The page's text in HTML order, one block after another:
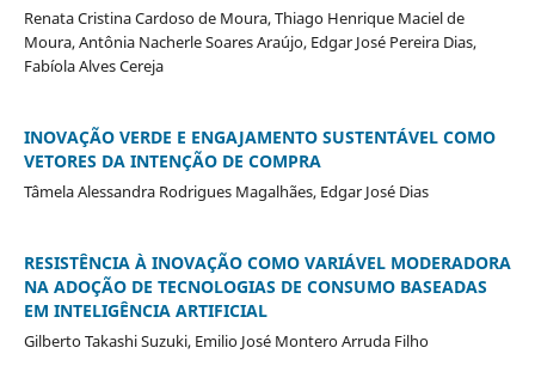
Renata Cristina Cardoso de Moura, Thiago Henrique Maciel de
Moura, Antônia Nacherle Soares Araújo, Edgar José Pereira Dias,
Fabíola Alves Cereja
INOVAÇÃO VERDE E ENGAJAMENTO SUSTENTÁVEL COMO
VETORES DA INTENÇÃO DE COMPRA
Tâmela Alessandra Rodrigues Magalhães, Edgar José Dias
RESISTÊNCIA À INOVAÇÃO COMO VARIÁVEL MODERADORA
NA ADOÇÃO DE TECNOLOGIAS DE CONSUMO BASEADAS
EM INTELIGÊNCIA ARTIFICIAL
Gilberto Takashi Suzuki, Emilio José Montero Arruda Filho